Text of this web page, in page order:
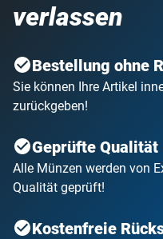
ist.
und liegen in sehr schöner
Set inklusive Echtheits-
Etui zur sicheren und
Einblick in dessen
jetzt Ihr Exemplar!
verlassen
Bestellung ohne
Sie können Ihre Artikel
zurückgeben!
Geprüfte Qualität
Alle Münzen werden von
Qualität geprüft!
Kostenfreie